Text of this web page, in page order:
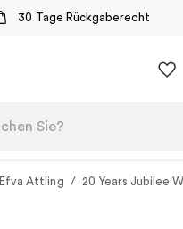
30 Tage Rückgaberecht
Efva Attling / 20 Years Jubilee